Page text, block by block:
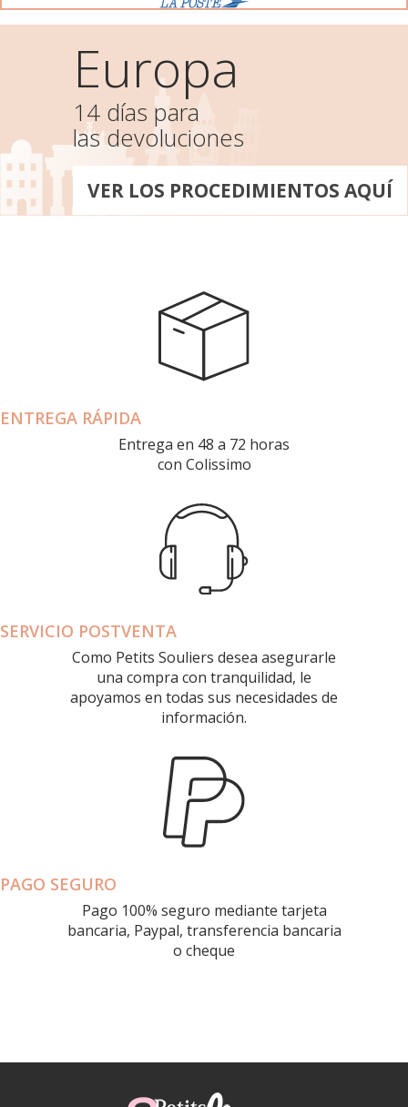
Europa
14 días para
las devoluciones
VER LOS PROCEDIMIENTOS AQUÍ
ENTREGA RÁPIDA
Entrega en 48 a 72 horas
con Colissimo
SERVICIO POSTVENTA
Como Petits Souliers desea asegurarle
una compra con tranquilidad, le
apoyamos en todas sus necesidades de
información.
PAGO SEGURO
Pago 100% seguro mediante tarjeta
bancaria, Paypal, transferencia bancaria
o cheque